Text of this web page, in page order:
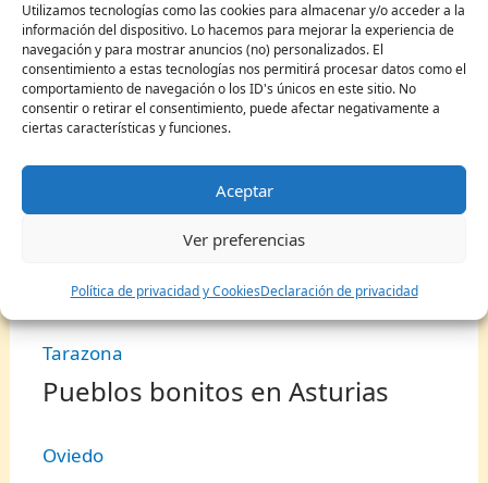
Utilizamos tecnologías como las cookies para almacenar y/o acceder a la
información del dispositivo. Lo hacemos para mejorar la experiencia de
navegación y para mostrar anuncios (no) personalizados. El
consentimiento a estas tecnologías nos permitirá procesar datos como el
comportamiento de navegación o los ID's únicos en este sitio. No
consentir o retirar el consentimiento, puede afectar negativamente a
ciertas características y funciones.
Aceptar
Ver preferencias
Política de privacidad y CookiesDeclaración de privacidad
Panticosa
Mora de Rubielos
Teruel
Tarazona
Pueblos bonitos en Asturias
Oviedo